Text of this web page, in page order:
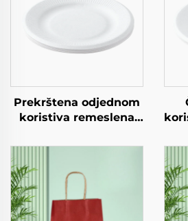
Prekrštena odjednom
koristiva remeslena
salatu Šalice Snack
Slatkoće Čokolade
Hamburgeri - za
Catering Crafts